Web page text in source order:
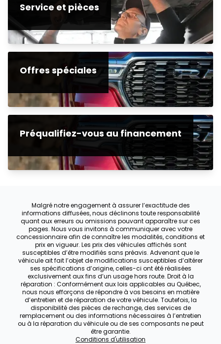
Service et pièces
Offres spéciales
Préqualifiez-vous au financement
Malgré notre engagement à assurer l’exactitude des
informations diffusées, nous déclinons toute responsabilité
quant aux erreurs ou omissions pouvant apparaître sur ces
pages. Nous vous invitons à communiquer avec votre
concessionnaire afin de connaître les modalités, conditions et
prix en vigueur. Les prix des véhicules affichés sont
susceptibles d’être modifiés sans préavis. Advenant que le
véhicule ait fait l’objet de modifications susceptibles d’altérer
ses spécifications d’origine, celles-ci ont été réalisées
exclusivement aux fins d’un usage hors route. Droit à la
réparation : Conformément aux lois applicables au Québec,
nous nous efforçons de répondre à vos besoins en matière
d’entretien et de réparation de votre véhicule. Toutefois, la
disponibilité des pièces de rechange, des services de
remplacement ou des informations nécessaires à l’entretien
ou à la réparation du véhicule ou de ses composants ne peut
être garantie.
Conditions d'utilisation